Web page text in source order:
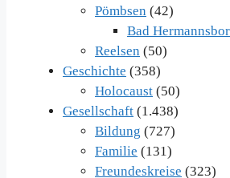
Pömbsen (42)
Bad
Reelsen (50)
Geschichte (358)
Holocaust (50)
Gesellschaft (1.438)
Bildung (727)
Familie (131)
Freundeskreise (323)